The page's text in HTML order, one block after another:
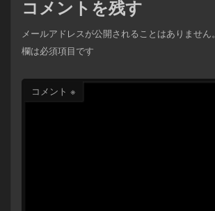
コメントを残す
メールアドレスが公開されることはありません。
欄は必須項目です
コメント ※